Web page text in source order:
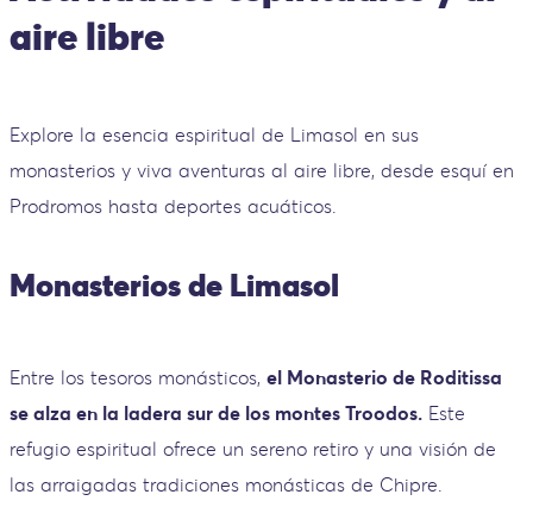
aire libre
Explore la esencia espiritual de Limasol en sus
monasterios y viva aventuras al aire libre, desde esquí en
Prodromos hasta deportes acuáticos.
Monasterios de Limasol
Entre los tesoros monásticos, el Monasterio de Roditissa
se alza en la ladera sur de los montes Troodos. Este
refugio espiritual ofrece un sereno retiro y una visión de
las arraigadas tradiciones monásticas de Chipre.